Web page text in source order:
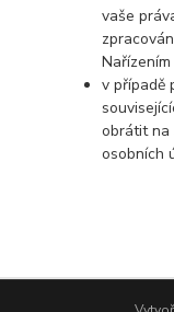
vaše
Nařízením
v případě
obrátit na
osobních